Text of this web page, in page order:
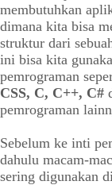
membutuhkan
dimana kita bisa
struktur dari
ini bisa kita
pemrograman
CSS, C, C++, C#
pemrograman
Sebelum ke inti
dahulu macam-
sering digunakan